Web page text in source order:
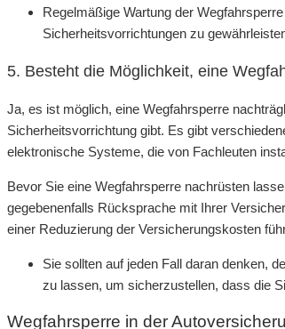
Regelmäßige Wartung der
Sicherheitsvorrichtungen zu
5. Besteht die Möglichkeit, eine
Ja, es ist möglich, eine Wegfahrsperre
Sicherheitsvorrichtung gibt. Es gibt
elektronische Systeme, die von Fachleuten
Bevor Sie eine Wegfahrsperre nachrüsten
gegebenenfalls Rücksprache mit Ihrer
einer Reduzierung der Versicherungskosten
Sie sollten auf jeden Fall daran denken,
zu lassen, um sicherzustellen, dass die
Wegfahrsperre in der